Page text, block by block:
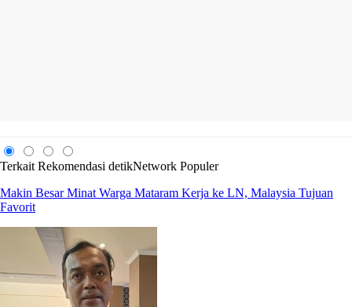
Terkait Rekomendasi detikNetwork Populer
Makin Besar Minat Warga Mataram Kerja ke LN, Malaysia Tujuan
Favorit